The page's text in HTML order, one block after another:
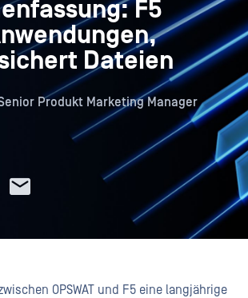
F5
sichert Dateien
Produkt Marketing Manager
OPSWAT und F5 eine langjährige